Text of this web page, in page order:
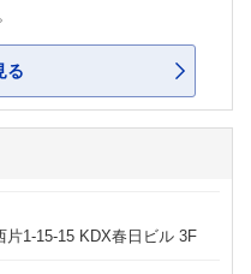
る
片1-15-15 KDX春日ビル 3F